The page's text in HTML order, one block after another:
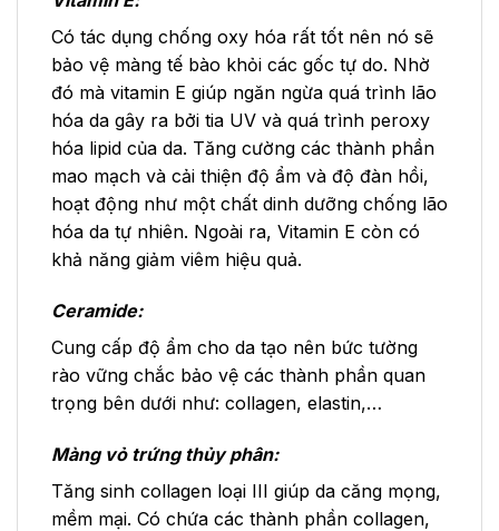
Có tác dụng chống oxy hóa rất tốt nên nó sẽ
bảo vệ màng tế bào khỏi các gốc tự do. Nhờ
đó mà vitamin E giúp ngăn ngừa quá trình lão
hóa da gây ra bởi tia UV và quá trình peroxy
hóa lipid của da. Tăng cường các thành phần
mao mạch và cải thiện độ ẩm và độ đàn hồi,
hoạt động như một chất dinh dưỡng chống lão
hóa da tự nhiên. Ngoài ra, Vitamin E còn có
khả năng giảm viêm hiệu quả.
Ceramide:
Cung cấp độ ẩm cho da tạo nên bức tường
rào vững chắc bảo vệ các thành phần quan
trọng bên dưới như: collagen, elastin,…
Màng vỏ trứng thủy phân:
Tăng sinh collagen loại III giúp da căng mọng,
mềm mại. Có chứa các thành phần collagen,